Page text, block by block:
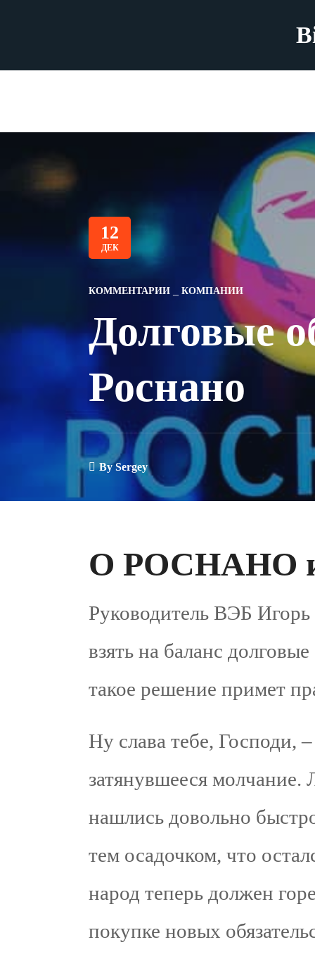
12
ДЕК
КОММЕНТАРИИ КОМПАНИИ
Долговые
Роснано
BySergey
О РОСНАНО и
Руководитель ВЭБ
взять на баланс
такое решение примет
Ну слава тебе, Господи,
затянувшееся
нашлись довольно
тем осадочком, что
народ теперь должен
покупке новых